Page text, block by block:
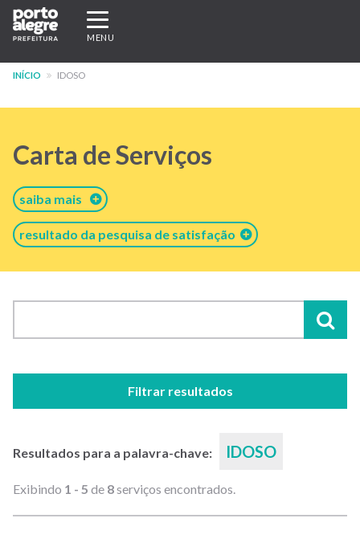
Pular
para
conteúdo
Expandir/recolher
navegação
MENU
INÍCIO IDOSO
Carta de Serviços
saiba mais
resultado da pesquisa de satisfação
Filtrar resultados
Resultados para a palavra-chave: IDOSO
Exibindo 1 - 5 de 8serviços encontrados.